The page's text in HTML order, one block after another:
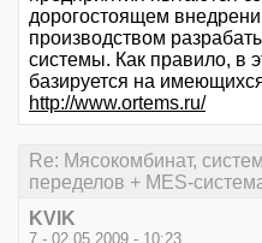
дорогостоящем
производством
системы. Как правило, в
базируется на
http://www.ortems.ru/
Re: Мясокомбинат,
переделов + MES-
KVIK
7 - 02.05.2009 - 10:23